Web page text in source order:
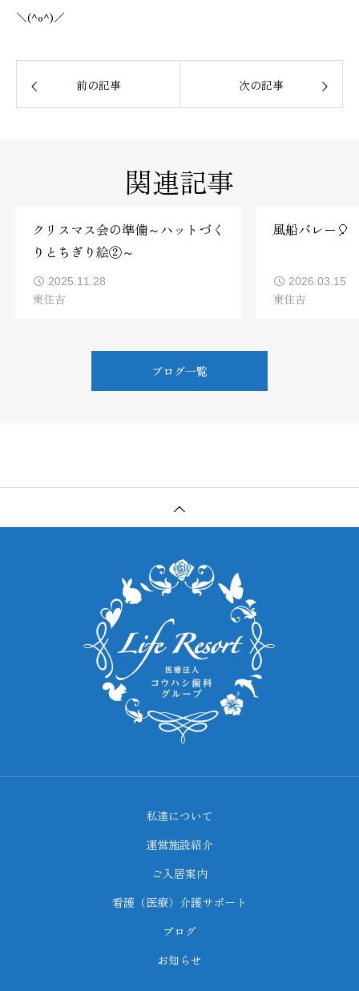
＼(^o^)／
前の記事 次の記事
関連記事
クリスマス会の準備～ハットづく
りとちぎり絵②～
2025.11.28
東住吉
風船バレー🎈
2026.03.15
東住吉
ブログ一覧
私達について
運営施設紹介
ご入居案内
看護（医療）介護サポート
ブログ
お知らせ